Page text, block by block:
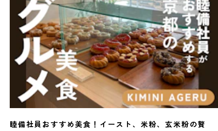
睦備社員おすすめ美食！イースト、米粉、玄米粉の贅